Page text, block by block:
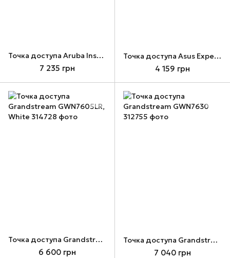
Точка доступа Aruba Instant On AP22 (RW) Access Point (R4W02A)
7 235 грн
Точка доступа Asus ExpertWIFI EBA63 AX3000 (90IG0880-MO3C00)
4 159 грн
Точка доступа Grandstream GWN7605LR, White
6 600 грн
Точка доступа Grandstream GWN7630
7 040 грн